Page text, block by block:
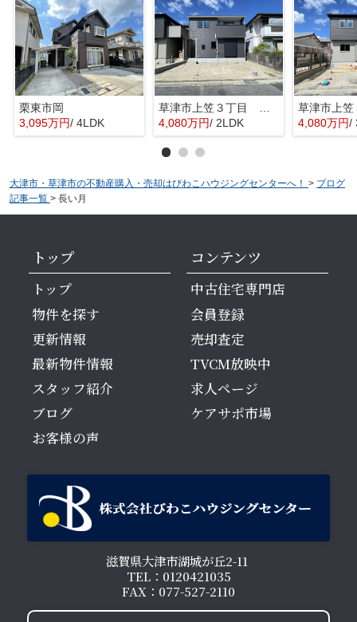
栗東市岡
3,095万円/ 4LDK
4,080万円/ 2LDK 4,080万円/
大津市・草津市の不動産購入・売却はびわこハウジングセンターへ！ > ブログ
記事一覧 > 長い月
トップ
トップ
物件を探す
更新情報
最新物件情報
スタッフ紹介
ブログ
お客様の声
コンテンツ
中古住宅専門店
会員登録
売却査定
TVCM放映中
求人ページ
ケアサポ市場
滋賀県大津市湖城が丘2-11
TEL：0120421035
FAX：077-527-2110